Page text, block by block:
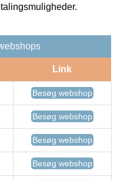
Link
Besøg webshop
Besøg webshop
Besøg webshop
Besøg webshop